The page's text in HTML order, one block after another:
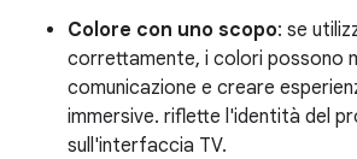
Colore con uno scopo: se
correttamente, i colori possono
comunicazione e creare
immersive. riflette l'identità del
sull'interfaccia TV.